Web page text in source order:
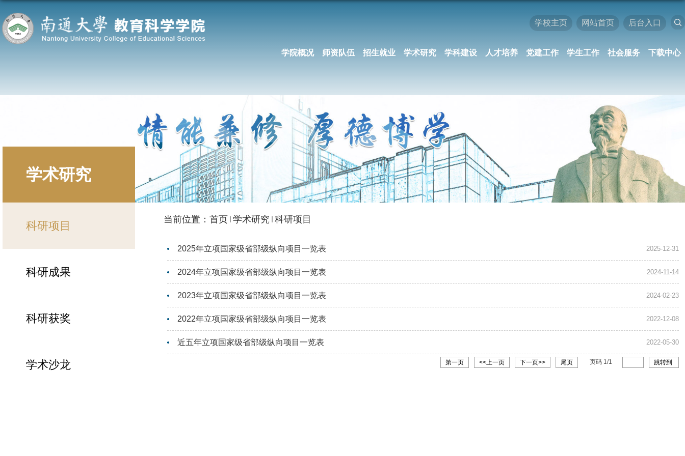
学校主页 网站首页 后台入口
学院概况 师资队伍 招生就业 学术研究 学科建设 人才培养 党建工作 学生工作 社会服务 下载中心
学术研究
科研项目
科研成果
科研获奖
学术沙龙
当前位置： 首页 学术研究 科研项目
2025年立项国家级省部级纵向项目一览表 2025-12-31
2024年立项国家级省部级纵向项目一览表 2024-11-14
2023年立项国家级省部级纵向项目一览表 2024-02-23
2022年立项国家级省部级纵向项目一览表 2022-12-08
近五年立项国家级省部级纵向项目一览表 2022-05-30
第一页 <<上一页 下一页>> 尾页 页码 1 /1 跳转到